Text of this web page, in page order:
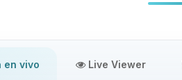
en vivo Live Viewer